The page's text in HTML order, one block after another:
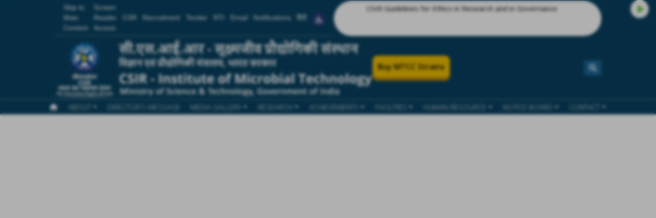
Skip to
Main
Content
Screen
Reader
Access
CSR Recruitment Tender Email Notifications
CSIR Guidelines for Ethics in Research and in Governance
Buy MTCC Strains
ABOUT DIRECTOR'S MESSAGE MEDIA GALLERY RESEARCH ACHIEVEMENTS HUMAN RESOURCE NOTICE BOARD CONTACT